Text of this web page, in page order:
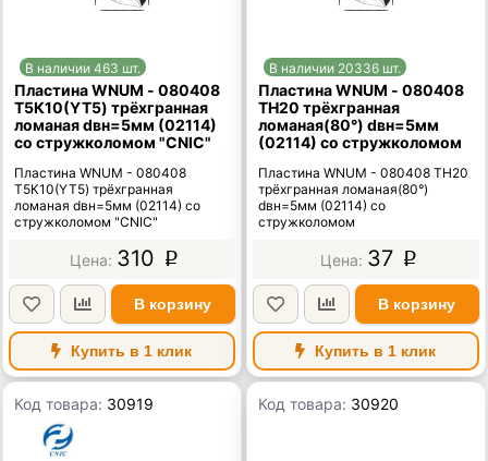
В наличии 463 шт.
Пластина WNUM - 080408
Т5К10(YT5) трёхгранная
ломаная dвн=5мм (02114)
со стружколомом "CNIC"
Пластина WNUM - 080408
Т5К10(YT5) трёхгранная
ломаная dвн=5мм (02114) со
стружколомом "CNIC"
310 p
В корзину
Купить в 1 клик
В наличии 20336 шт.
Пластина WNUM - 080408
ТН20 трёхгранная
ломаная(80°) dвн=5мм
(02114) со стружколомом
Пластина WNUM - 080408 ТН20
трёхгранная ломаная(80°)
dвн=5мм (02114) со
стружколомом
37 p
В корзину
Купить в 1 клик
Код товара: 30919 Код товара: 30920